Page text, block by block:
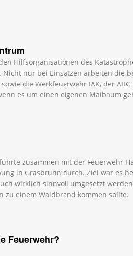
Hilfsorganisationen des
Nicht nur bei Einsätzen arbeiten die
die Werkfeuerwehr IAK, der
es um einen eigenen Maibaum
zusammen mit der Feuerwehr
in Grasbrunn durch. Ziel war es
wirklich sinnvoll umgesetzt
zu einem Waldbrand kommen sollte.
Feuerwehr?